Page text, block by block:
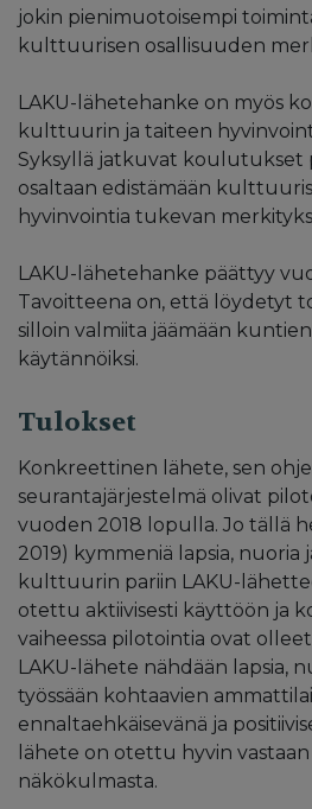
jokin pienimuotoisempi
kulttuurisen osallisuuden
LAKU-lähetehanke on myös
kulttuurin ja taiteen
Syksyllä jatkuvat koulutukset
osaltaan edistämään
hyvinvointia tukevan
LAKU-lähetehanke päättyy
Tavoitteena on, että löydetyt
silloin valmiita jäämään
käytännöiksi.
Tulokset
Konkreettinen lähete, sen
seurantajärjestelmä olivat
vuoden 2018 lopulla. Jo tällä
2019) kymmeniä lapsia,
kulttuurin pariin LAKU-
otettu aktiivisesti käyttöön ja
vaiheessa pilotointia ovat
LAKU-lähete nähdään lapsia,
työssään kohtaavien
ennaltaehkäisevänä ja
lähete on otettu hyvin vastaan
näkökulmasta.